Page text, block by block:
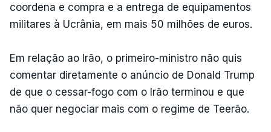
coordena e compra e a entrega de equipamentos
militares à Ucrânia, em mais 50 milhões de euros.
Em relação ao Irão, o primeiro-ministro não quis
comentar diretamente o anúncio de Donald Trump
de que o cessar-fogo com o Irão terminou e que
não quer negociar mais com o regime de Teerão.